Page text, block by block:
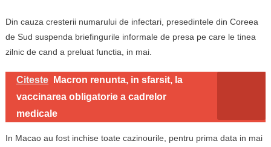
Din cauza cresterii numarului de infectari, presedintele din Coreea
de Sud suspenda briefingurile informale de presa pe care le tinea
zilnic de cand a preluat functia, in mai.
Citeste
Macron renunta, in sfarsit, la
vaccinarea obligatorie a cadrelor
medicale
In Macao au fost inchise toate cazinourile, pentru prima data in mai